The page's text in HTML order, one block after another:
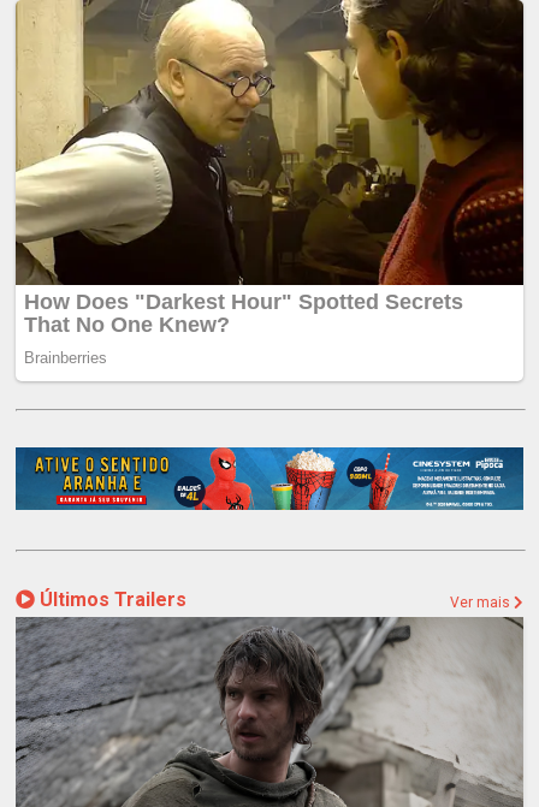
Últimos Trailers Ver mais